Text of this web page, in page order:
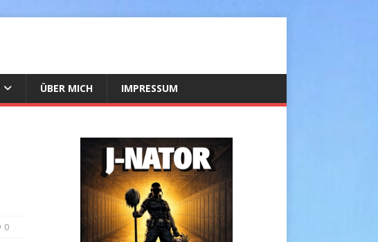
ÜBER MICH IMPRESSUM
0